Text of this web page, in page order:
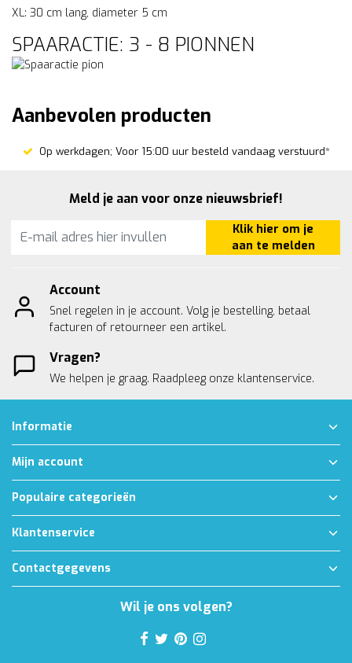
XL: 30 cm lang, diameter 5 cm
SPAARACTIE: 3 - 8 PIONNEN
Aanbevolen producten
Op werkdagen; Voor 15:00 uur besteld vandaag verstuurd*
Meld je aan voor onze nieuwsbrief!
Klik hier om je
aan te melden
Account
Snel regelen in je account. Volg je bestelling, betaal
facturen of retourneer een artikel.
Vragen?
We helpen je graag. Raadpleeg onze klantenservice.
Informatie
Mijn account
Populaire categorieën
Klantenservice
Contactgegevens
Wil je ons volgen?